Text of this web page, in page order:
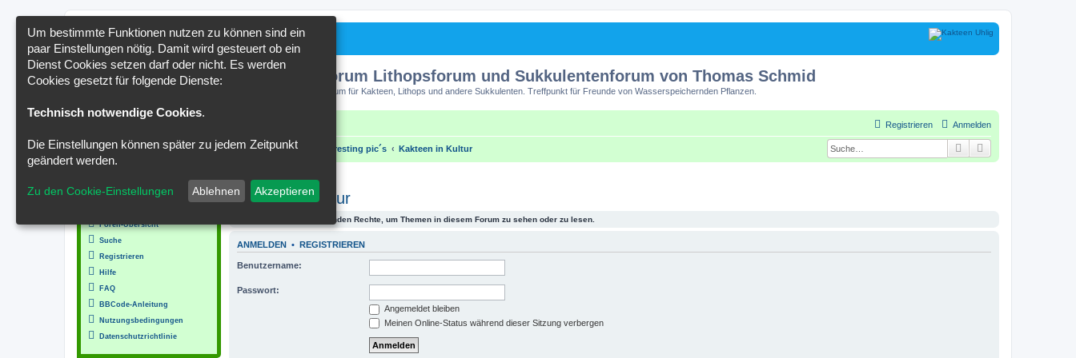
Kakteenforum Lithopsforum und Sukkulentenforum von Thomas Schmid
Forum für Kakteen, Lithops und andere Sukkulenten. Treffpunkt für Freunde von Wasserspeichernden Pflanzen.
Anmelden
Registrieren
Portal Foren-Übersicht interessante Bilder / interesting pic´s Kakteen in Kultur Suche
Kakteen in Kultur
Du hast keine ausreichenden Rechte, um Themen in diesem Forum zu sehen oder zu lesen.
ANMELDEN • REGISTRIEREN
Benutzername:
Passwort:
Angemeldet bleiben
Meinen Online-Status während dieser Sitzung verbergen
Foren-Übersicht
Suche
Registrieren
Hilfe
FAQ
BBCode-Anleitung
Nutzungsbedingungen
Datenschutzrichtlinie
Um bestimmte Funktionen nutzen zu können sind ein
paar Einstellungen nötig. Damit wird gesteuert ob ein
Dienst Cookies setzen darf oder nicht. Es werden
Cookies gesetzt für folgende Dienste:
Technisch notwendige Cookies.
Die Einstellungen können später zu jedem Zeitpunkt
geändert werden.
Zu den Cookie-Einstellungen Ablehnen Akzeptieren